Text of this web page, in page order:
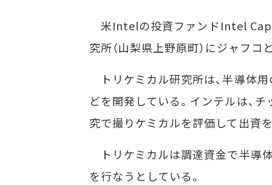
米Intelの投資ファンドIntel
究所（山梨県上野原町）にジャフ
トリケミカル研究所は、半導体
どを開発している。インテルは、
究で撮りケミカルを評価して出資
トリケミカルは調達資金で半導
を行なうとしている。